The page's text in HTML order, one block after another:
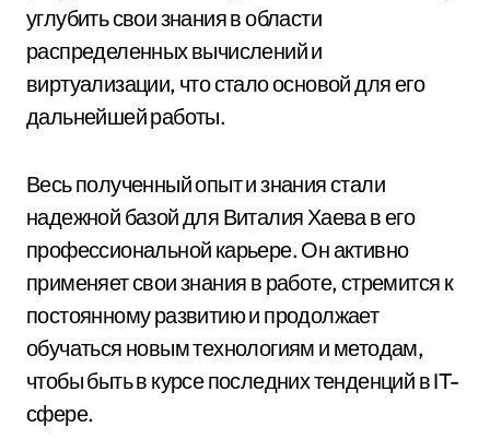
углубить свои знания в области
распределенных вычислений и
виртуализации, что стало основой для его
дальнейшей работы.
Весь полученный опыт и знания стали
надежной базой для Виталия Хаева в его
профессиональной карьере. Он активно
применяет свои знания в работе, стремится к
постоянному развитию и продолжает
обучаться новым технологиям и методам,
чтобы быть в курсе последних тенденций в IT-
сфере.